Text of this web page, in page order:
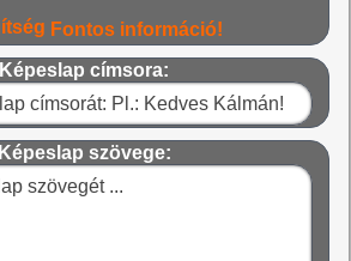
Fontos információ!
Képeslap címsora:
Képeslap szövege: